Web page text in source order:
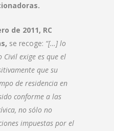
de 2011, RC
se recoge: “[…] lo
exige es que el
que su
de residencia en
conforme a las
no sólo no
impuestas por el